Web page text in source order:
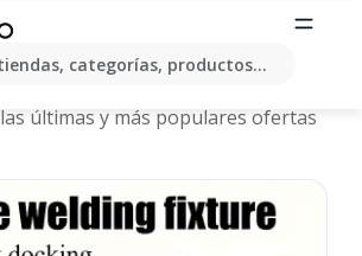
categorías, productos...
Canje - Folletos y
últimas y más populares ofertas